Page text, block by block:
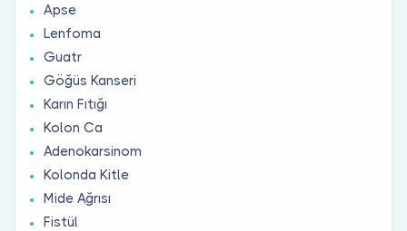
Apse
Lenfoma
Guatr
Göğüs Kanseri
Karın Fıtığı
Kolon Ca
Adenokarsinom
Kolonda Kitle
Mide Ağrısı
Fistül